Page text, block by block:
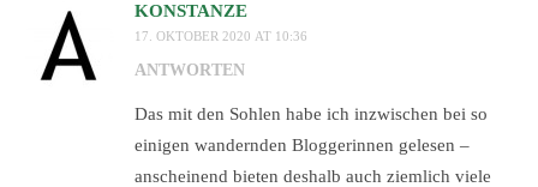
KONSTANZE
17. OKTOBER 2020 AT 10:36
ANTWORTEN
Das mit den Sohlen habe ich inzwischen bei so
einigen wandernden Bloggerinnen gelesen –
anscheinend bieten deshalb auch ziemlich viele